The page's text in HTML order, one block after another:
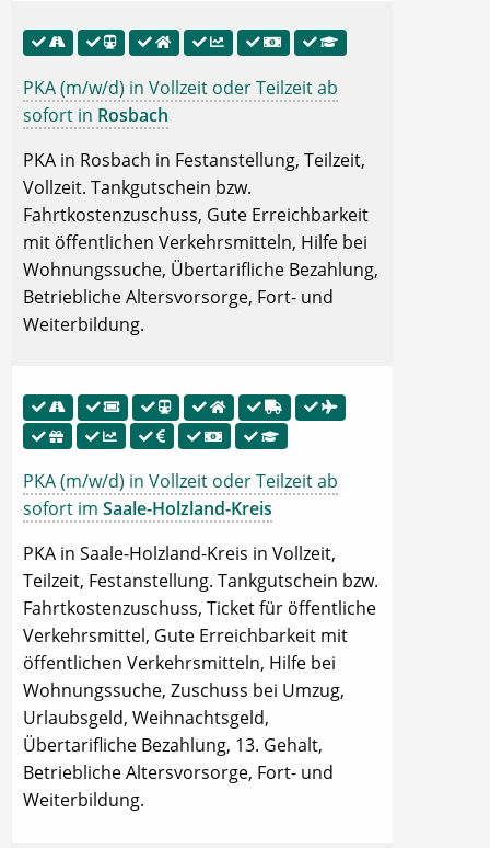
PKA (m/w/d) in Vollzeit oder Teilzeit ab
sofort in Rosbach
PKA in Rosbach in Festanstellung, Teilzeit,
Vollzeit. Tankgutschein bzw.
Fahrtkostenzuschuss, Gute Erreichbarkeit
mit öffentlichen Verkehrsmitteln, Hilfe bei
Wohnungssuche, Übertarifliche Bezahlung,
Betriebliche Altersvorsorge, Fort- und
Weiterbildung.
PKA (m/w/d) in Vollzeit oder Teilzeit ab
sofort im Saale-Holzland-Kreis
PKA in Saale-Holzland-Kreis in Vollzeit,
Teilzeit, Festanstellung. Tankgutschein bzw.
Fahrtkostenzuschuss, Ticket für öffentliche
Verkehrsmittel, Gute Erreichbarkeit mit
öffentlichen Verkehrsmitteln, Hilfe bei
Wohnungssuche, Zuschuss bei Umzug,
Urlaubsgeld, Weihnachtsgeld,
Übertarifliche Bezahlung, 13. Gehalt,
Betriebliche Altersvorsorge, Fort- und
Weiterbildung.